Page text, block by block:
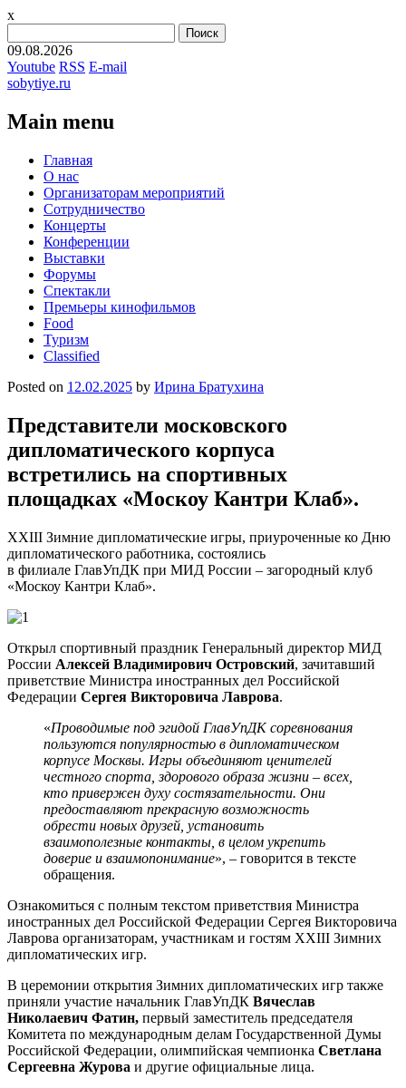
x
09.08.2026
Youtube RSS E-mail
sobytiye.ru
Main menu
Skip
content
Главная
О нас
Организаторам мероприятий
Сотрудничество
Концерты
Конференции
Выставки
Форумы
Спектакли
Премьеры кинофильмов
Food
Туризм
Сlassified
Posted on 12.02.2025 by Ирина Братухина
Представители московского
дипломатического корпуса
встретились на спортивных
площадках «Москоу Кантри Клаб».
XXIII Зимние дипломатические игры, приуроченные ко Дню
дипломатического работника, состоялись
в филиале ГлавУпДК при МИД России – загородный клуб
«Москоу Кантри Клаб».
Открыл спортивный праздник Генеральный директор МИД
России Алексей Владимирович Островский, зачитавший
приветствие Министра иностранных дел Российской
Федерации Сергея Викторовича Лаврова.
«Проводимые под эгидой ГлавУпДКсоревнования
пользуются популярностью в дипломатическом
корпусе Москвы. Игры объединяют ценителей
честного спорта, здорового образа жизни – всех,
кто привержен духу состязательности. Они
предоставляют прекрасную возможность
обрести новых друзей, установить
взаимополезные контакты, в целом укрепить
доверие и взаимопонимание», – говорится в тексте
обращения.
Ознакомиться с полным текстом приветствия Министра
иностранных дел Российской Федерации Сергея Викторовича
Лаврова организаторам, участникам и гостям XXIII Зимних
дипломатических игр.
В церемонии открытия Зимних дипломатических игр также
приняли участие начальник ГлавУпДК Вячеслав
Николаевич Фатин, первый заместитель председателя
Комитета по международным делам Государственной Думы
Российской Федерации, олимпийская чемпионка Светлана
Сергеевна Журова и другие официальные лица.